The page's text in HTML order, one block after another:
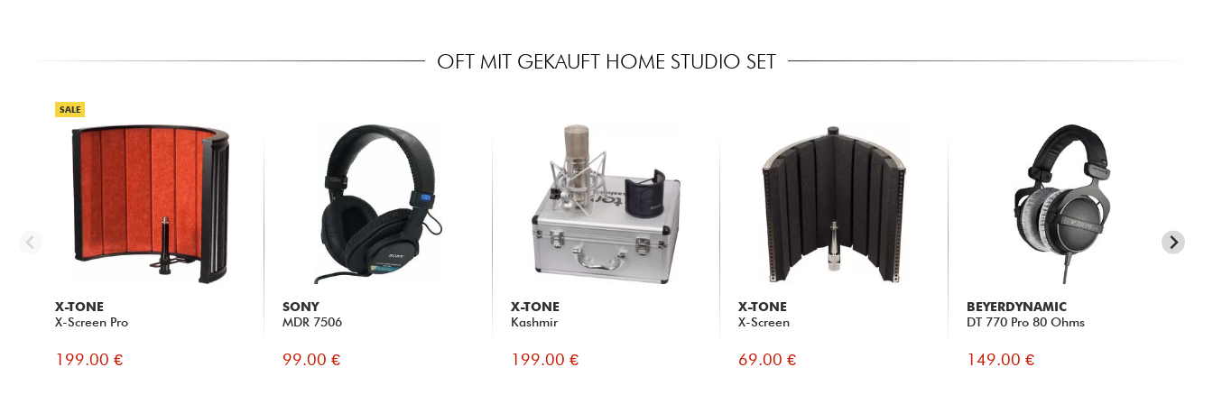
OFT MIT GEKAUFT HOME STUDIO SET
SALE
X-TONE
X-Screen Pro
199.00 €
SONY
MDR 7506
99.00 €
X-TONE
Kashmir
199.00 €
X-TONE
X-Screen
69.00 €
BEYERDYNAMIC
DT 770 Pro 80 Ohms
149.00 €